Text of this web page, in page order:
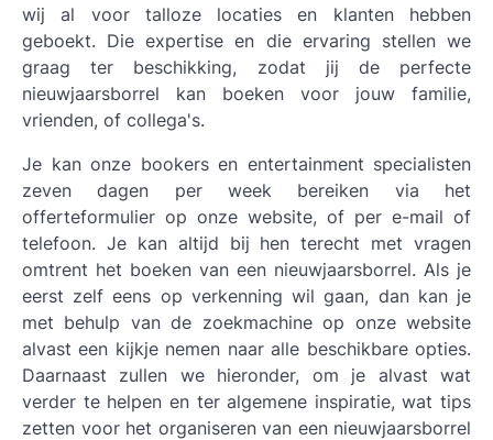
wij al voor talloze locaties en klanten hebben
geboekt. Die expertise en die ervaring stellen we
graag ter beschikking, zodat jij de perfecte
nieuwjaarsborrel kan boeken voor jouw familie,
vrienden, of collega's.
Je kan onze bookers en entertainment specialisten
zeven dagen per week bereiken via het
offerteformulier op onze website, of per e-mail of
telefoon. Je kan altijd bij hen terecht met vragen
omtrent het boeken van een nieuwjaarsborrel. Als je
eerst zelf eens op verkenning wil gaan, dan kan je
met behulp van de zoekmachine op onze website
alvast een kijkje nemen naar alle beschikbare opties.
Daarnaast zullen we hieronder, om je alvast wat
verder te helpen en ter algemene inspiratie, wat tips
zetten voor het organiseren van een nieuwjaarsborrel